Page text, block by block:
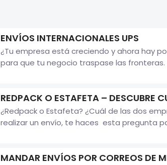
ENVÍOS INTERNACIONALES UPS
¿Tu empresa está creciendo y ahora hay
para que tu negocio traspase las fronteras.
REDPACK O ESTAFETA – DESCUBRE
¿Redpack o Estafeta? ¿Cuál de las dos
realizar un envío, te haces esta pregunta
MANDAR ENVÍOS POR CORREOS DE